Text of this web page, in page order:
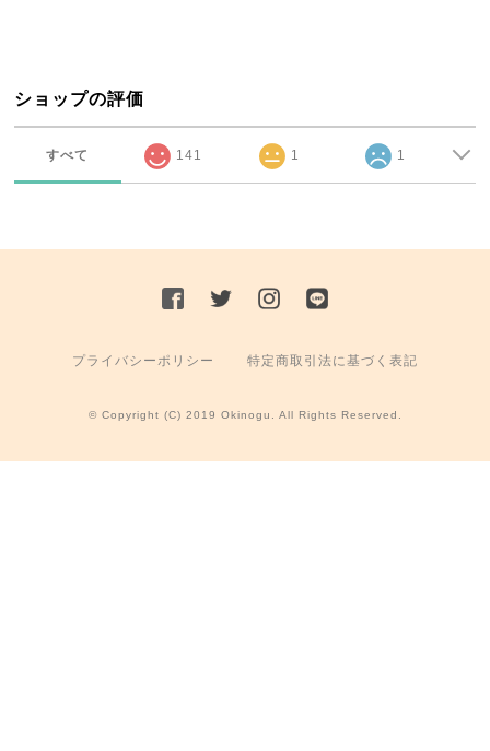
ショップの評価
すべて 141 1 1
プライバシーポリシー 特定商取引法に基づく表記
© Copyright (C) 2019 Okinogu. All Rights Reserved.